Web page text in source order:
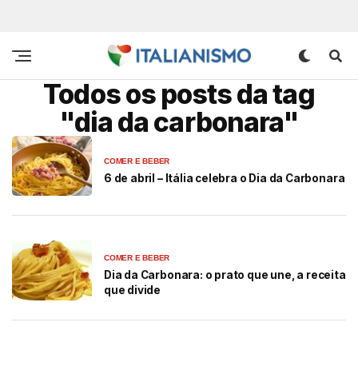
Todos os posts da tag
"dia da carbonara"
COMER E BEBER
6 de abril – Itália celebra o Dia da Carbonara
COMER E BEBER
Dia da Carbonara: o prato que une, a receita
que divide